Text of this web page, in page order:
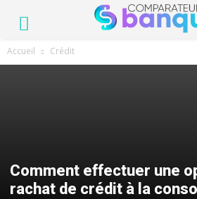
Accueil Crédit
Comment effectuer une
rachat de crédit à la